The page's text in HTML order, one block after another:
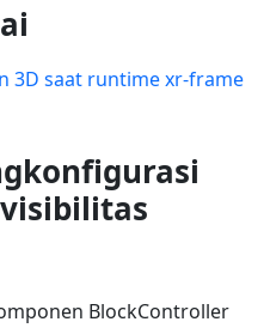
3D saat runtime xr-frame
BlockController